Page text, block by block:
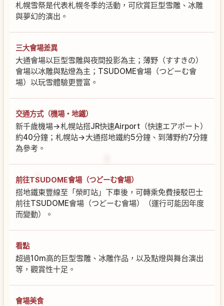
札幌雪祭是代表札幌冬季的活動，可欣賞巨型雪雕、冰雕
與夢幻的演出。
三大會場差異
大通會場以巨型雪雕與夜間投影為主；薄野（すすきの）
會場以冰雕與點燈為主；TSUDOME會場（つどーむ會
場）以玩雪體驗更豐富。
交通方式（機場・地鐵）
新千歲機場→札幌站搭JR快速Airport（快速エアポート）
約40分鐘；札幌站→大通搭地鐵約5分鐘、到薄野約7分鐘
為參考。
前往TSUDOME會場（つどーむ會場）
搭地鐵東豐線至「榮町站」下車後，可轉乘免費接駁巴士
前往TSUDOME會場（つどーむ會場）（運行可能因年度
而變動）。
看點
超過10m高的巨型雪雕、冰雕作品，以及點燈與舞台演出
等，觀賞性十足。
會場美食